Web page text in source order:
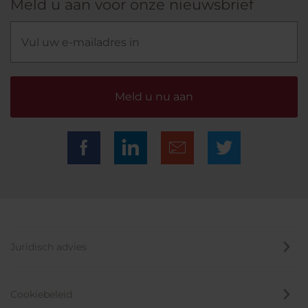
Meld u aan voor onze nieuwsbrief
Meld u nu aan
Juridisch advies
Cookiebeleid